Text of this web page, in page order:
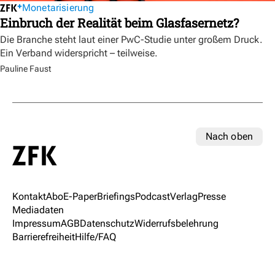
Monetarisierung
Einbruch der Realität beim Glasfasernetz?
Die Branche steht laut einer PwC-Studie unter großem Druck.
Ein Verband widerspricht – teilweise.
Pauline Faust
Nach oben
KontaktAboE-PaperBriefingsPodcastVerlagPresse
Mediadaten
ImpressumAGBDatenschutzWiderrufsbelehrung
BarrierefreiheitHilfe/FAQ